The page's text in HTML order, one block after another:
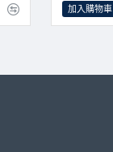
加入購物車